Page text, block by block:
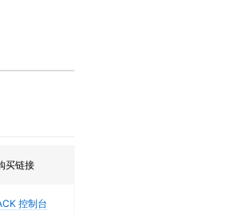
买链接
控制台